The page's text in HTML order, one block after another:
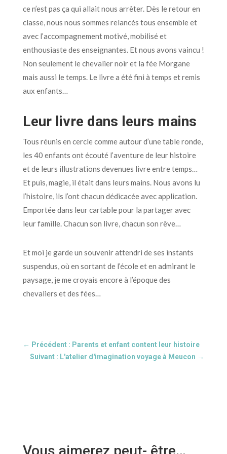
ce n’est pas ça qui allait nous arrêter. Dès le retour en
classe, nous nous sommes relancés tous ensemble et
avec l’accompagnement motivé, mobilisé et
enthousiaste des enseignantes. Et nous avons vaincu !
Non seulement le chevalier noir et la fée Morgane
mais aussi le temps. Le livre a été fini à temps et remis
aux enfants…
Leur livre dans leurs mains
Tous réunis en cercle comme autour d’une table ronde,
les 40 enfants ont écouté l’aventure de leur histoire
et de leurs illustrations devenues livre entre temps…
Et puis, magie, il était dans leurs mains. Nous avons lu
l’histoire, ils l’ont chacun dédicacée avec application.
Emportée dans leur cartable pour la partager avec
leur famille. Chacun son livre, chacun son rêve…
Et moi je garde un souvenir attendri de ses instants
suspendus, où en sortant de l’école et en admirant le
paysage, je me croyais encore à l’époque des
chevaliers et des fées…
← Précédent : Parents et enfant content leur histoire
Suivant : L'atelier d'imagination voyage à Meucon →
Vous aimerez peut- être…